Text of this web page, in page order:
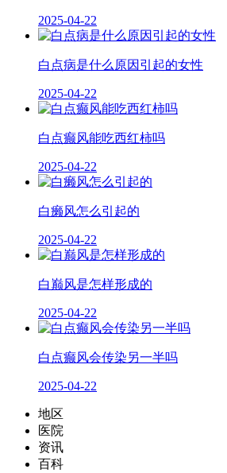
2025-04-22
白点病是什么原因引起的女性
2025-04-22
白点癫风能吃西红柿吗
2025-04-22
白癞风怎么引起的
2025-04-22
白巅风是怎样形成的
2025-04-22
白点癫风会传染另一半吗
2025-04-22
地区
医院
资讯
百科